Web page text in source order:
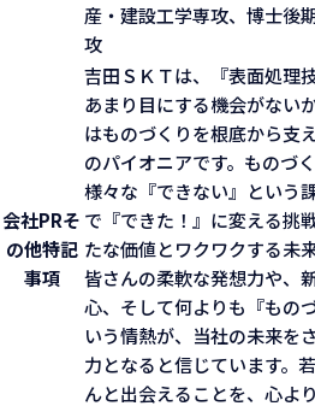
産・建設工学専攻、博士後
攻
会社PRそ
の他特記
事項
吉田ＳＫＴは、『表面処理
あまり目にする機会がない
はものづくりを根底から支
のパイオニアです。ものづ
様々な『できない』という
で『できた！』に変える挑
たな価値とワクワクする未
皆さんの柔軟な発想力や、
心、そして何よりも『もの
いう情熱が、当社の未来を
力となると信じています。
んと出会えることを、心よ